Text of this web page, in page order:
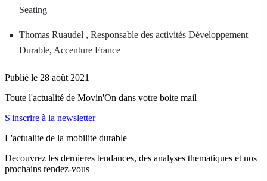
Seating
Thomas Ruaudel , Responsable des activités Développement
Durable, Accenture France
Publié le 28 août 2021
Toute l'actualité de Movin'On dans votre boite mail
S'inscrire à la newsletter
L'actualite de la mobilite durable
Decouvrez les dernieres tendances, des analyses thematiques et nos
prochains rendez-vous